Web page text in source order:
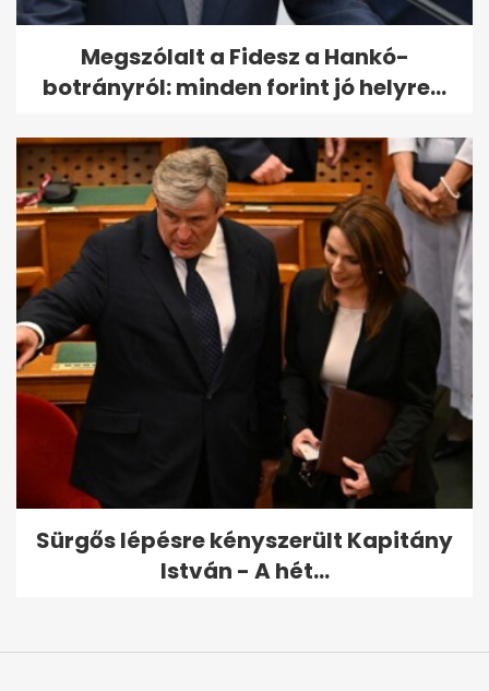
Megszólalt a Fidesz a Hankó-
botrányról: minden forint jó helyre...
Sürgős lépésre kényszerült Kapitány
István - A hét...